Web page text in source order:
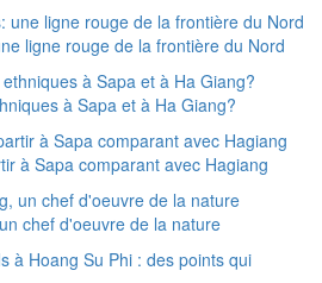
ligne rouge de la frontière du Nord
à Sapa et à Ha Giang?
à Sapa comparant avec Hagiang
chef d'oeuvre de la nature